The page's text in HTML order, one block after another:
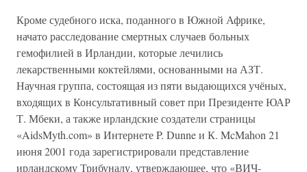
Кроме судебного иска, поданного в Южной Африке,
начато расследование смертных случаев больных
гемофилией в Ирландии, которые лечились
лекарственными коктейлями, основанными на АЗТ.
Научная группа, состоящая из пяти выдающихся учёных,
входящих в Консультативный совет при Президенте ЮАР
Т. Мбеки, а также ирландские создатели страницы
«AidsMyth.com» в Интернете P. Dunne и К. McMahon 21
июня 2001 года зарегистрировали представление
ирландскому Трибуналу, утверждающее, что «ВИЧ-